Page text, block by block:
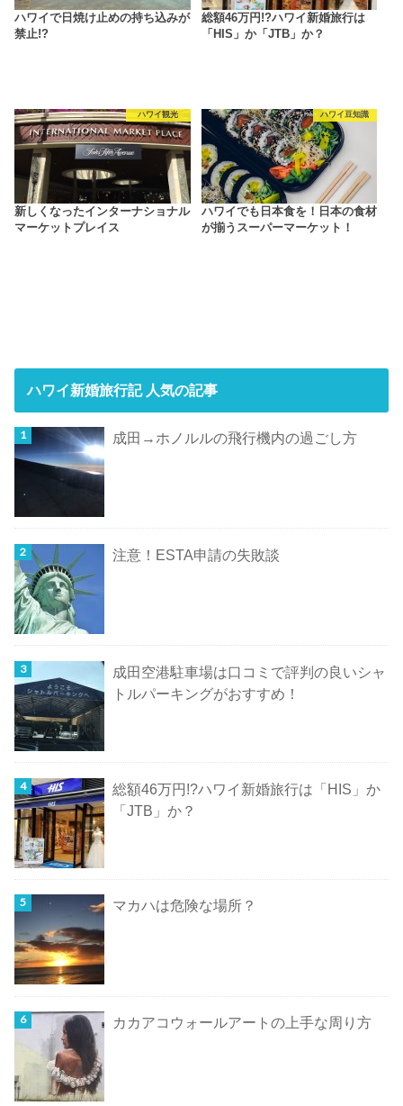
ハワイで日焼け止めの持ち込みが
禁止!?
総額46万円!?ハワイ新婚旅行は
「HIS」か「JTB」か？
ハワイ観光
新しくなったインターナショナル
マーケットプレイス
ハワイ豆知識
ハワイでも日本食を！日本の食材
が揃うスーパーマーケット！
ハワイ新婚旅行記 人気の記事
成田→ホノルルの飛行機内の過ごし方
注意！ESTA申請の失敗談
成田空港駐車場は口コミで評判の良いシャ
トルパーキングがおすすめ！
総額46万円!?ハワイ新婚旅行は「HIS」か
「JTB」か？
マカハは危険な場所？
カカアコウォールアートの上手な周り方